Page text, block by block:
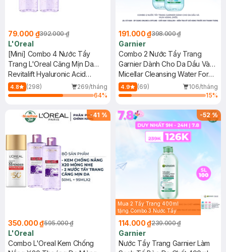
79.000 ₫392.000 ₫
L'Oreal
[Mini] Combo 4 Nước Tẩy
Trang L'Oreal Căng Mịn Da
95ml
Revitalift Hyaluronic Acid
Hydrating Micellar Water
4.8 (298)
269/tháng
64%
191.000 ₫398.000 ₫
Garnier
Combo 2 Nước Tẩy Trang
Garnier Dành Cho Da Dầu Và
Mụn 400ml (Mới)
Micellar Cleansing Water For
Oily & Acne-Prone Skin New
4.9 (69)
106/tháng
15%
-41 %
350.000 ₫595.000 ₫
L'Oreal
Combo L'Oreal Kem Chống
-52%
Mua 2 Tẩy Trang 400ml
tặng Combo 3 Nước Tẩy
Nhiên)
114.000 ₫239.000 ₫
Garnier
Nước Tẩy Trang Garnier Làm